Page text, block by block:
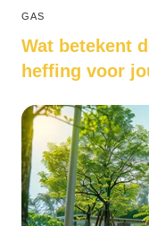
GAS
Wat betekent
heffing voor